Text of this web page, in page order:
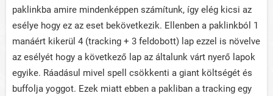
paklinkba amire mindenképpen számítunk, így elég kicsi az
esélye hogy ez az eset bekövetkezik. Ellenben a paklinkból 1
manáért kikerül 4 (tracking + 3 feldobott) lap ezzel is növelve
az esélyét hogy a következő lap az általunk várt nyerő lapok
egyike. Ráadásul mivel spell csökkenti a giant költségét és
buffolja yoggot. Ezek miatt ebben a pakliban a tracking egy